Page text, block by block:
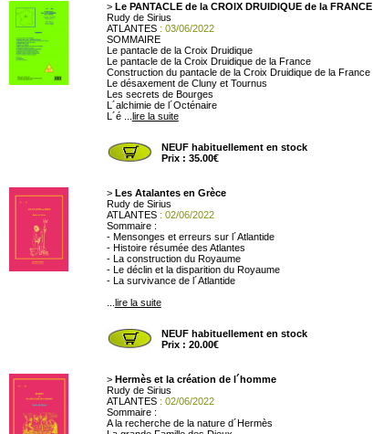
> Le PANTACLE de la CROIX DRUIDIQUE de la FRANCE
Rudy de Sirius
ATLANTES: 03/06/2022
SOMMAIRE
Le pantacle de la Croix Druidique
Le pantacle de la Croix Druidique de la France
Construction du pantacle de la Croix Druidique de la France
Le désaxement de Cluny et Tournus
Les secrets de Bourges
L´alchimie de l´Octénaire
L´é ... lire la suite
NEUF habituellement en stock
Prix : 35.00€
> Les Atalantes en Grèce
Rudy de Sirius
ATLANTES: 02/06/2022
Sommaire :
- Mensonges et erreurs sur l´Atlantide
- Histoire résumée des Atlantes
- La construction du Royaume
- Le déclin et la disparition du Royaume
- La survivance de l´Atlantide
lire la suite
NEUF habituellement en stock
Prix : 20.00€
> Hermès et la création de l´homme
Rudy de Sirius
ATLANTES: 02/06/2022
Sommaire :
A la recherche de la nature d´Hermès